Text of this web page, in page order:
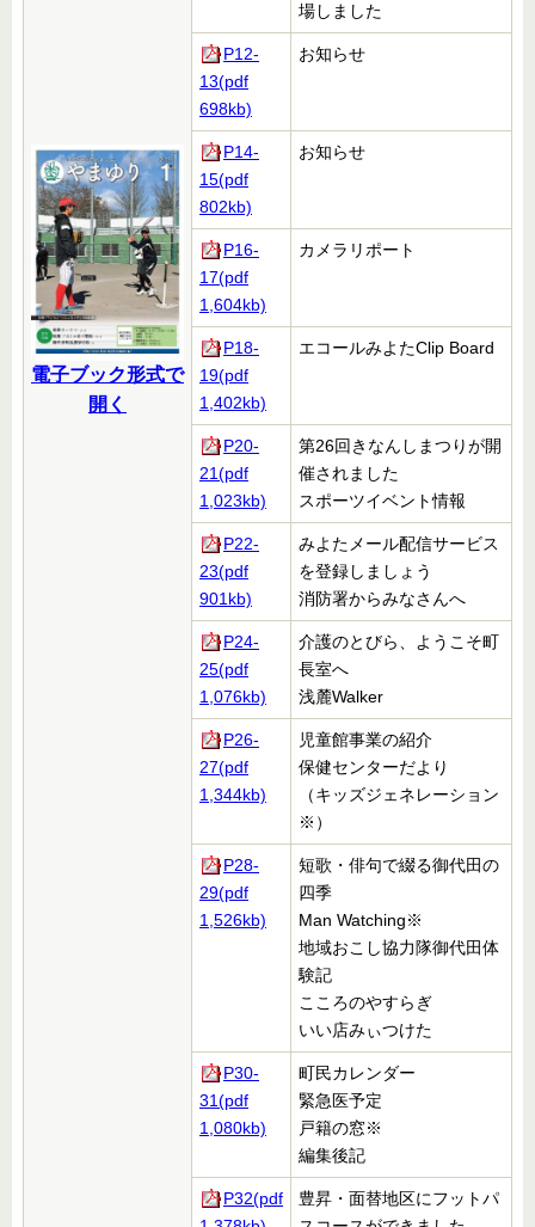
電子ブック形式で
開く
場しました
P12-
13(pdf
698kb)
お知らせ
P14-
15(pdf
802kb)
お知らせ
P16-
17(pdf
1,604kb)
カメラリポート
P18-
19(pdf
1,402kb)
エコールみよたClip Board
P20-
21(pdf
1,023kb)
第26回きなんしまつりが開
催されました
スポーツイベント情報
P22-
23(pdf
901kb)
みよたメール配信サービス
を登録しましょう
消防署からみなさんへ
P24-
25(pdf
1,076kb)
介護のとびら、ようこそ町
長室へ
浅麓Walker
P26-
27(pdf
1,344kb)
児童館事業の紹介
保健センターだより
（キッズジェネレーション
※）
P28-
29(pdf
1,526kb)
短歌・俳句で綴る御代田の
四季
Man Watching※
地域おこし協力隊御代田体
験記
こころのやすらぎ
いい店みぃつけた
P30-
31(pdf
1,080kb)
町民カレンダー
緊急医予定
戸籍の窓※
編集後記
P32(pdf
豊昇・面替地区にフットパ